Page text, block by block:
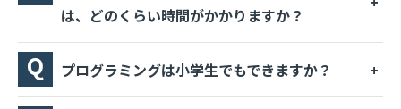
は、どのくらい時間がかかりますか？
プログラミングは小学生でもできますか？